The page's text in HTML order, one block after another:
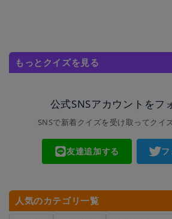
もっとクイズを見る
公式SNSアカウントをフ
SNSで新着クイズを受け取ってクイ
友達追加する
人気のカテゴリ一覧